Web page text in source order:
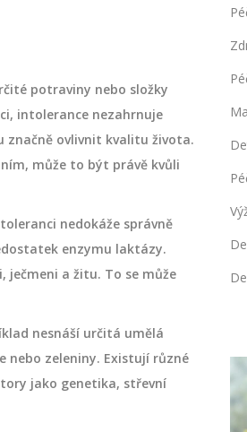
potraviny nebo složky
intolerance nezahrnuje
značně ovlivnit kvalitu života.
může to být právě kvůli
nedokáže správně
enzymu laktázy.
ječmeni a žitu. To se může
nesnáší určitá umělá
nebo zeleniny. Existují různé
jako genetika, střevní